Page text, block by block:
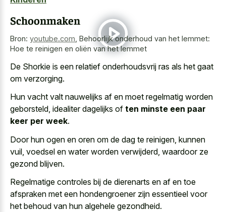
Schoonmaken
Bron: youtube.com Behoorlijk onderhoud van het lemmet:
Hoe te reinigen en oliën van het lemmet
De Shorkie is een relatief onderhoudsvrij ras als het gaat
om verzorging.
Hun vacht valt nauwelijks af en moet regelmatig worden
geborsteld, idealiter dagelijks of ten minste een paar
keer per week.
Door hun ogen en oren om de dag te reinigen, kunnen
vuil, voedsel en water worden verwijderd, waardoor ze
gezond blijven.
Regelmatige controles bij de dierenarts en af en toe
afspraken met een hondengroener zijn essentieel voor
het behoud van hun algehele gezondheid.